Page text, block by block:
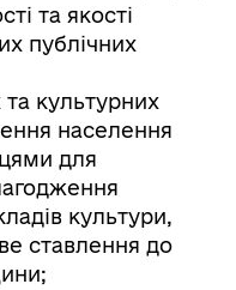
та якості
публічних
культурних
населення
для
культури,
ставлення до